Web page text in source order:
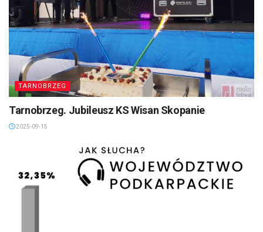
TARNOBRZEG
Tarnobrzeg. Jubileusz KS Wisan Skopanie
2025-09-15